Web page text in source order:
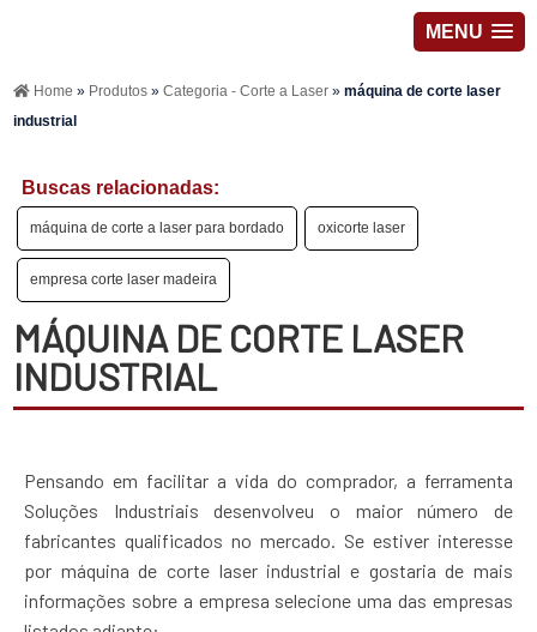
MENU
Home » Produtos»Categoria - Corte a Laser»máquina de corte laser
industrial
Buscas relacionadas:
máquina de corte a laser para bordado oxicorte laser
empresa corte laser madeira
MÁQUINA DE CORTE LASER
INDUSTRIAL
Pensando em facilitar a vida do comprador, a ferramenta
Soluções Industriais desenvolveu o maior número de
fabricantes qualificados no mercado. Se estiver interesse
por máquina de corte laser industrial e gostaria de mais
informações sobre a empresa selecione uma das empresas